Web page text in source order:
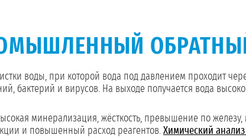
воды, при которой вода под давлением проходит
бактерий и вирусов. На выходе получается вода
минерализация, жёсткость, превышение по железу,
и повышенный расход реагентов. Химический